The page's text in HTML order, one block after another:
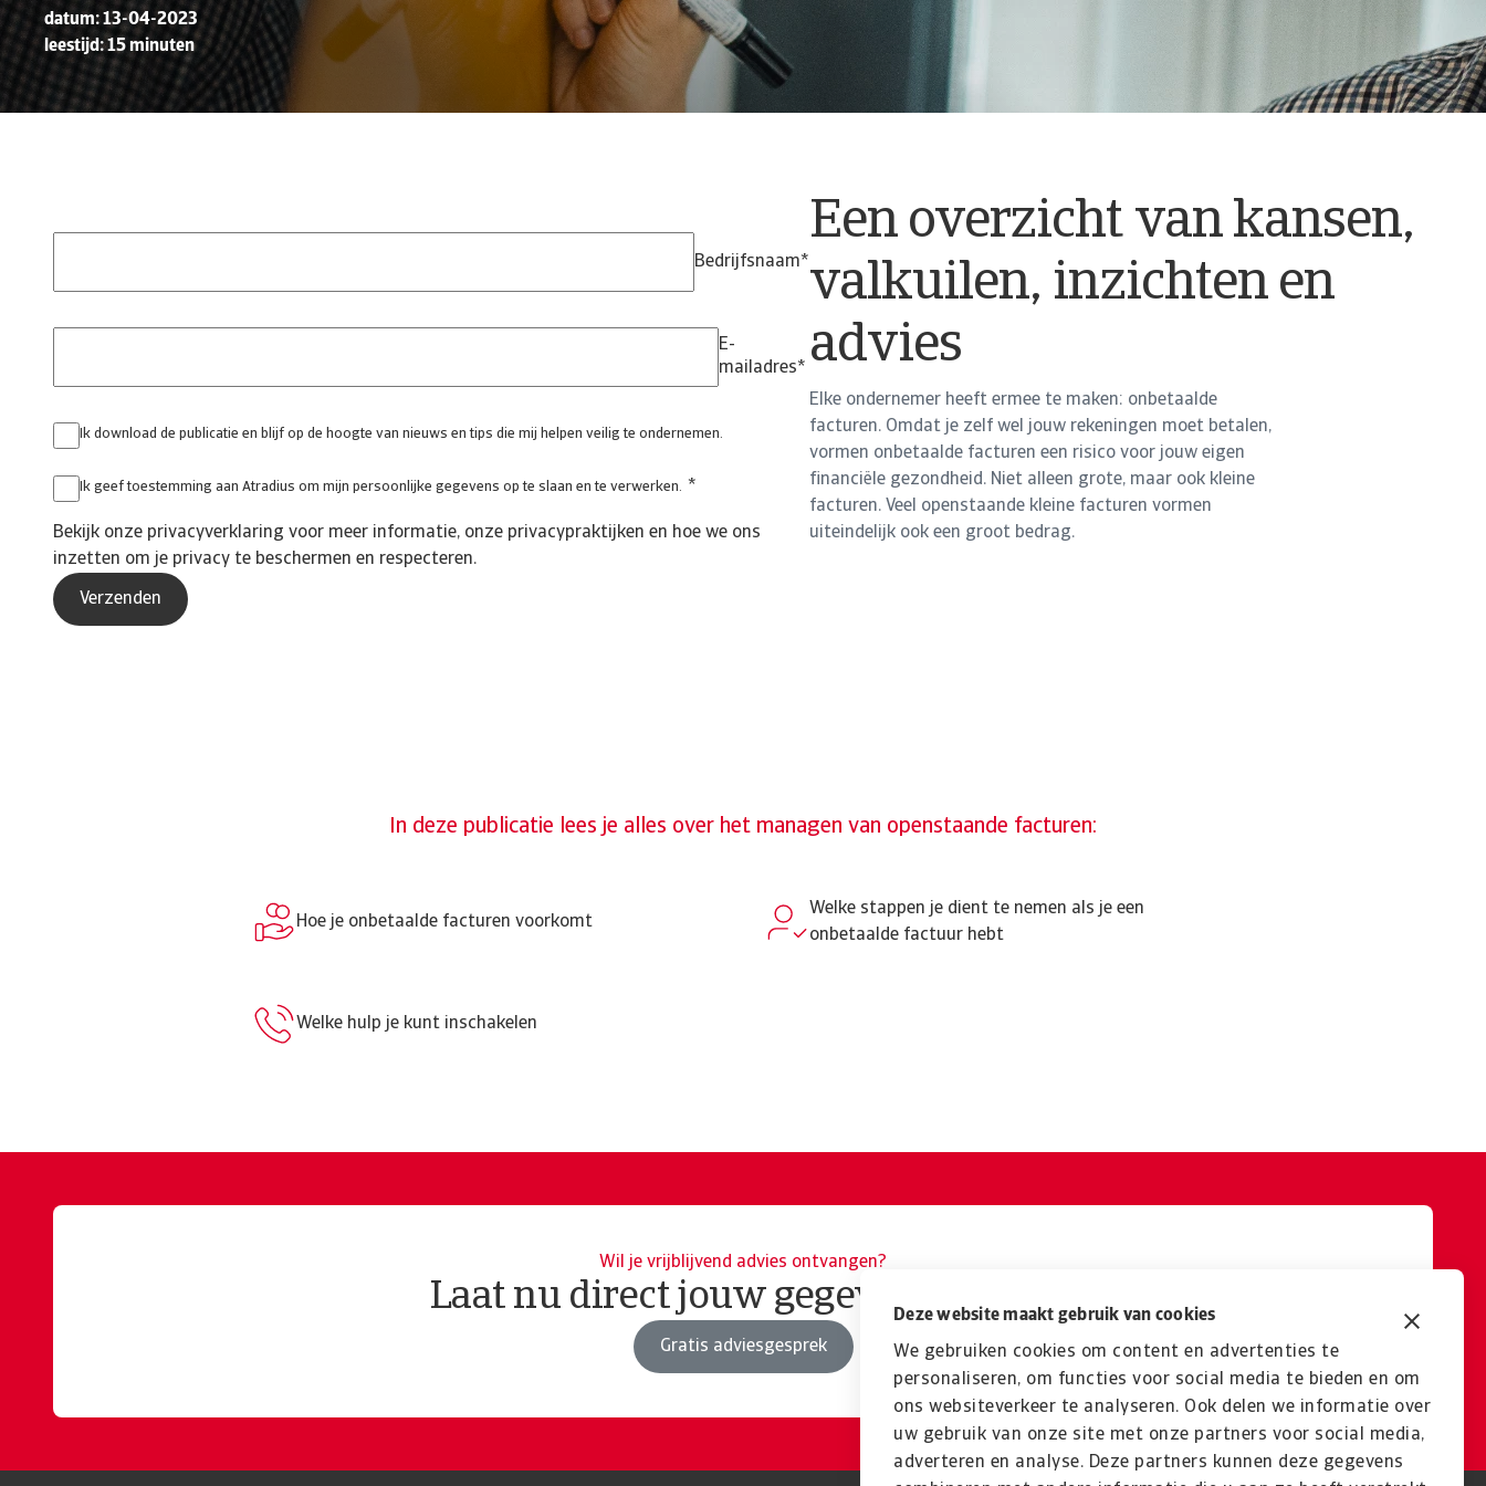
Deze website maakt gebruik van cookies
We gebruiken cookies om content en advertenties te
personaliseren, om functies voor social media te bieden en om
ons websiteverkeer te analyseren. Ook delen we informatie over
uw gebruik van onze site met onze partners voor social media,
adverteren en analyse. Deze partners kunnen deze gegevens
datum: 13-04-2023
leestijd: 15 minuten
Een overzicht van kansen,
valkuilen, inzichten en
advies
Elke ondernemer heeft ermee te maken: onbetaalde
facturen. Omdat je zelf wel jouw rekeningen moet betalen,
vormen onbetaalde facturen een risico voor jouw eigen
financiële gezondheid. Niet alleen grote, maar ook kleine
facturen. Veel openstaande kleine facturen vormen
uiteindelijk ook een groot bedrag.
Bedrijfsnaam*
E-
mailadres*
Ik download de publicatie en blijf op de hoogte van nieuws en tips die mij helpen veilig te ondernemen.
Ik geef toestemming aan Atradius om mijn persoonlijke gegevens op te slaan en te verwerken. *
Bekijk onze privacyverklaring voor meer informatie, onze privacypraktijken en hoe we ons
inzetten om je privacy te beschermen en respecteren.
In deze publicatie lees je alles over het managen van openstaande facturen:
Hoe je onbetaalde facturen voorkomt
Welke stappen je dient te nemen als je een
onbetaalde factuur hebt
Welke hulp je kunt inschakelen
Wil je vrijblijvend advies ontvangen?
Laat nu direct jouw gegevens achter
Gratis adviesgesprek